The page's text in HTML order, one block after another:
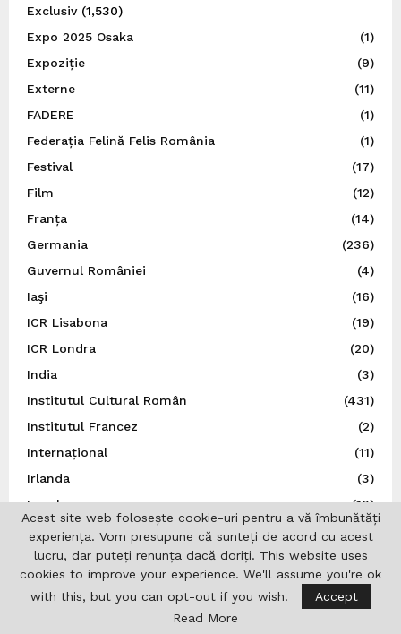
Exclusiv(1,530)
Expo 2025 Osaka
(1)
Expoziție
(9)
Externe
(11)
FADERE
(1)
Federația Felină Felis România
(1)
Festival
(17)
Film
(12)
Franța
(14)
Germania
(236)
Guvernul României
(4)
Iaşi
(16)
ICR Lisabona
(19)
ICR Londra
(20)
India
(3)
Institutul Cultural Român
(431)
Institutul Francez
(2)
Internațional
(11)
Irlanda
(3)
Israel
(18)
Istorie
(44)
Italia
(79)
Japonia
(14)
(7)
Acest site web folosește cookie-uri pentru a vă îmbunătăți
experiența. Vom presupune că sunteți de acord cu acest
lucru, dar puteți renunța dacă doriți. This website uses
cookies to improve your experience. We'll assume you're ok
with this, but you can opt-out if you wish.
Accept
Read More